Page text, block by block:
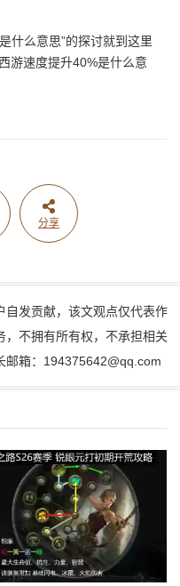
什么意思”的探讨就到这里
游速度提升40%是什么意
分享
自发贡献，该文观点仅代表作
不拥有所有权，不承担相关
邮箱：194375642@qq.com